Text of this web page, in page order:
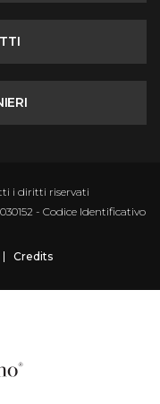
i diritti riservati
- Codice Identificativo
Credits